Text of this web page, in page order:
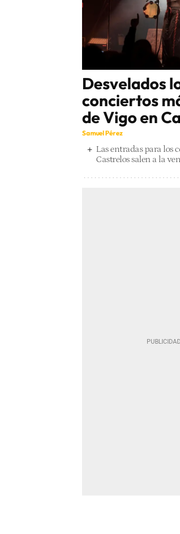
Desvelados
conciertos
de Vigo en
Samuel Pérez
Las entradas para los
Castrelos salen a la